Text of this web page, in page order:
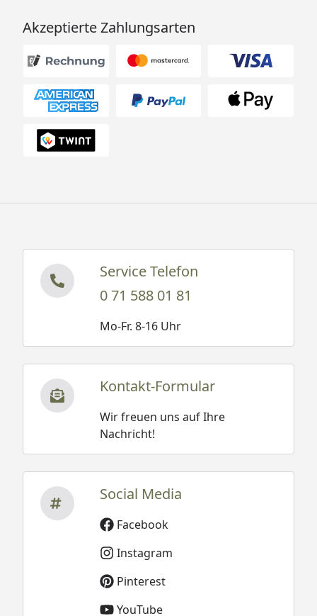
Akzeptierte Zahlungsarten
Service Telefon
0 71 588 01 81
Mo-Fr. 8-16 Uhr
Kontakt-Formular
Wir freuen uns auf Ihre
Nachricht!
Social Media
Facebook
Instagram
Pinterest
YouTube